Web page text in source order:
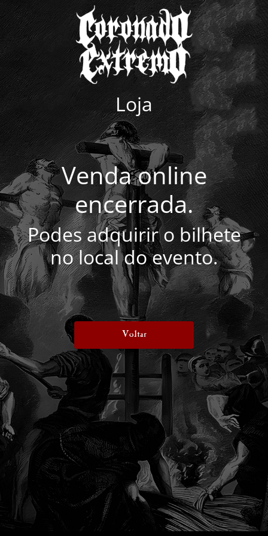
Loja
Venda online
encerrada.
Podes adquirir o bilhete
no local do evento.
Voltar